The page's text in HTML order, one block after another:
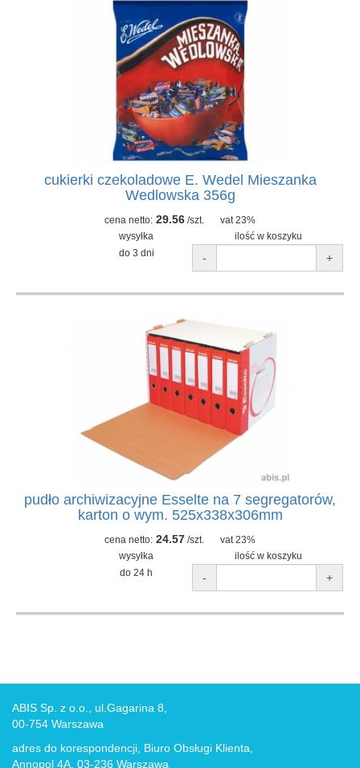
cukierki czekoladowe E. Wedel Mieszanka
Wedlowska 356g
cena netto: 29.56 /szt.
vat 23%
wysyłka
ilość w koszyku
do 3 dni
- +
pudło archiwizacyjne Esselte na 7 segregatorów,
karton o wym. 525x338x306mm
cena netto: 24.57 /szt.
vat 23%
wysyłka
ilość w koszyku
do 24 h
- +
ABIS Sp. z o.o., ul.Gagarina 8,
00-754 Warszawa
adres do korespondencji, Biuro Obsługi Klienta,
Annopol 4A, 03-236 Warszawa